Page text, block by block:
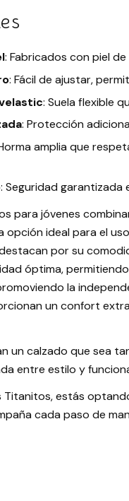
: Fabricados con piel
: Fácil de ajustar,
: Suela flexible
: Protección
amplia que
: Seguridad garantizada
para jóvenes
opción ideal para el
por su
óptima,
la
un confort
un calzado que sea
entre estilo y
Titanitos, estás
cada paso de